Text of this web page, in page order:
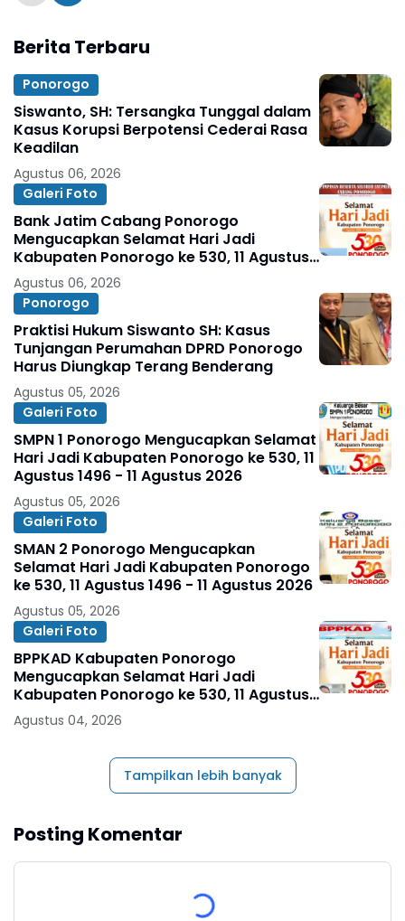
Berita Terbaru
Ponorogo
Siswanto, SH: Tersangka Tunggal dalam
Kasus Korupsi Berpotensi Cederai Rasa
Keadilan
Agustus 06, 2026
Galeri Foto
Bank Jatim Cabang Ponorogo
Mengucapkan Selamat Hari Jadi
Kabupaten Ponorogo ke 530, 11 Agustus
1496 - 11 Agustus 2026
Agustus 06, 2026
Ponorogo
Praktisi Hukum Siswanto SH: Kasus
Tunjangan Perumahan DPRD Ponorogo
Harus Diungkap Terang Benderang
Agustus 05, 2026
Galeri Foto
SMPN 1 Ponorogo Mengucapkan Selamat
Hari Jadi Kabupaten Ponorogo ke 530, 11
Agustus 1496 - 11 Agustus 2026
Agustus 05, 2026
Galeri Foto
SMAN 2 Ponorogo Mengucapkan
Selamat Hari Jadi Kabupaten Ponorogo
ke 530, 11 Agustus 1496 - 11 Agustus 2026
Agustus 05, 2026
Galeri Foto
BPPKAD Kabupaten Ponorogo
Mengucapkan Selamat Hari Jadi
Kabupaten Ponorogo ke 530, 11 Agustus
1496 - 11 Agustus 2026
Agustus 04, 2026
Tampilkan lebih banyak
Posting Komentar